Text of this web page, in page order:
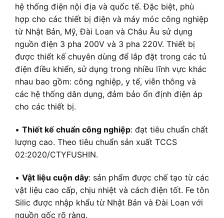
hệ thống điện nội địa và quốc tế. Đặc biệt, phù
hợp cho các thiết bị điện và máy móc công nghiệp
từ Nhật Bản, Mỹ, Đài Loan và Châu Âu sử dụng
nguồn điện 3 pha 200V và 3 pha 220V. Thiết bị
được thiết kế chuyên dùng để lắp đặt trong các tủ
điện điều khiển, sử dụng trong nhiều lĩnh vực khác
nhau bao gồm: công nghiệp, y tế, viễn thông và
các hệ thống dân dụng, đảm bảo ổn định điện áp
cho các thiết bị.
• Thiết kế chuẩn công nghiệp: đạt tiêu chuẩn chất
lượng cao. Theo tiêu chuẩn sản xuất TCCS
02:2020/CTYFUSHIN.
• Vật liệu cuộn dây: sản phẩm được chế tạo từ các
vật liệu cao cấp, chịu nhiệt và cách điện tốt. Fe tôn
Silic được nhập khẩu từ Nhật Bản và Đài Loan với
nguồn gốc rõ ràng.